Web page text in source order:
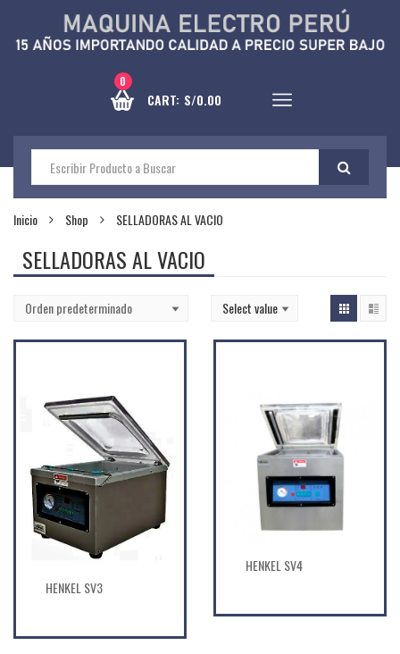
0
CART: S/0.00
Inicio Shop SELLADORAS AL VACIO
SELLADORAS AL VACIO
HENKEL SV3
HENKEL SV4